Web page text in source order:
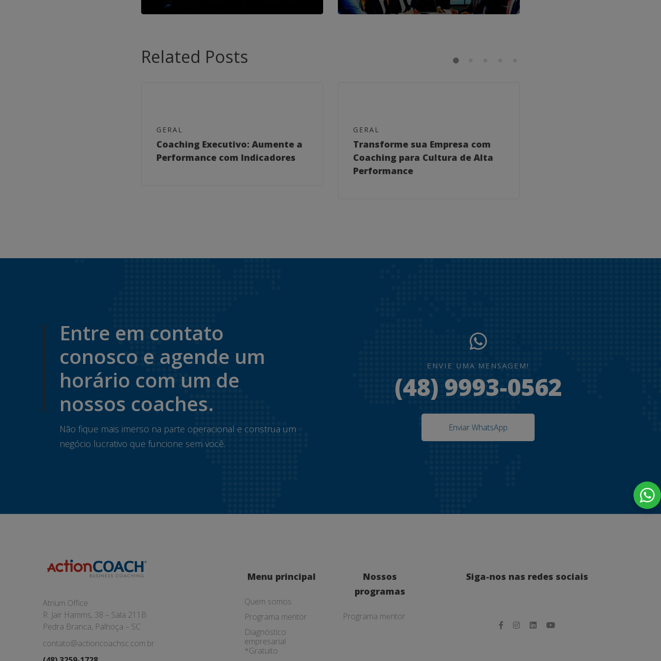
Related Posts
GERAL
Coaching Executivo: Aumente a
Performance com Indicadores
GERAL
Transforme sua Empresa com
Coaching para Cultura de Alta
Performance
Entre em contato
conosco e agende um
horário com um de
nossos coaches.
Não fique mais imerso na parte operacional e construa um
negócio lucrativo que funcione sem você.
ENVIE UMA MENSAGEM!
(48) 9993-0562
Enviar WhatsApp
Atrium Office
R. Jair Hamms, 38 – Sala 211B
Pedra Branca, Palhoça – SC
contato@actioncoachsc.com.br
Menu principal
Quem somos
Programa mentor
Diagnóstico
empresarial
*Gratuito
Nossos
programas
Programa mentor
Siga-nos nas redes sociais